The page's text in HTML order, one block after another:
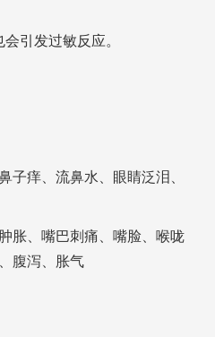
引发过敏反应。
子痒、流鼻水、眼睛泛泪、
胀、嘴巴刺痛、嘴脸、喉咙
腹泻、胀气